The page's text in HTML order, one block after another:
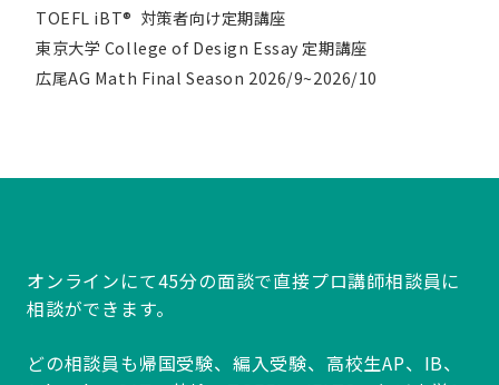
TOEFL iBT® 対策者向け定期講座
東京大学 College of Design Essay 定期講座
広尾AG Math Final Season 2026/9~2026/10
オンラインにて45分の面談で直接プロ講師相談員に
相談ができます。
どの相談員も帰国受験、編入受験、高校生AP、IB、